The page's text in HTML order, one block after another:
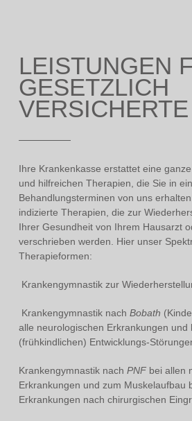
LEISTUNGEN
GESETZLICH
VERSICHERTE
Ihre Krankenkasse erstattet eine
und hilfreichen Therapien, die Sie in
Behandlungsterminen von uns
indizierte Therapien, die zur
Ihrer Gesundheit von Ihrem Hausarzt
verschrieben werden. Hier unser
Therapieformen:
Krankengymnastik zur
Krankengymnastik nach Bobath
alle neurologischen Erkrankungen und
(frühkindlichen) Entwicklungs-
Krankengymnastik nach PNFbei allen
Erkrankungen und zum Muskelaufbau
Erkrankungen nach chirurgischen